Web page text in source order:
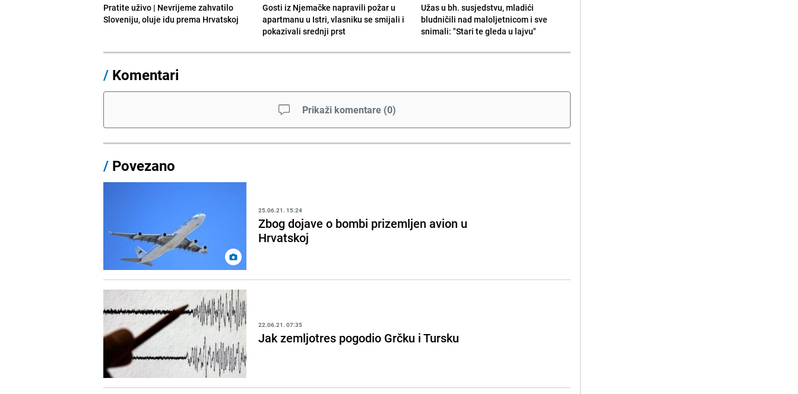
Pratite uživo | Nevrijeme zahvatilo
Sloveniju, oluje idu prema Hrvatskoj
Gosti iz Njemačke napravili požar u
apartmanu u Istri, vlasniku se smijali i
pokazivali srednji prst
Užas u bh. susjedstvu, mladići
bludničili nad maloljetnicom i sve
snimali: "Stari te gleda u lajvu"
/ Komentari
Prikaži komentare (0)
/ Povezano
25.06.21. 15:24
Zbog dojave o bombi prizemljen avion u
Hrvatskoj
22.06.21. 07:35
Jak zemljotres pogodio Grčku i Tursku